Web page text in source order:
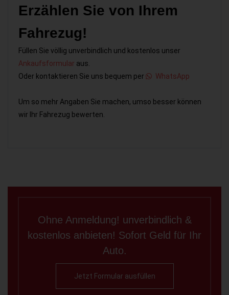
Erzählen Sie von Ihrem
Fahrezug!
Füllen Sie völlig unverbindlich und kostenlos unser
Ankaufsformular aus.
Oder kontaktieren Sie uns bequem per
WhatsApp
Um so mehr Angaben Sie machen, umso besser können
wir Ihr Fahrezug bewerten.
Ohne Anmeldung! unverbindlich &
kostenlos anbieten! Sofort Geld für Ihr
Auto.
Jetzt Formular ausfüllen